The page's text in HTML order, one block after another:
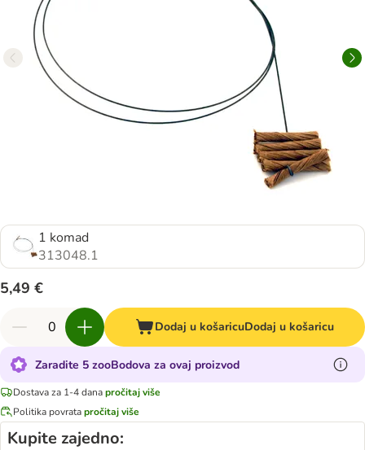
1 komad
313048.1
5,49 €
Dodaj u košaricuDodaj u košaricu
Zaradite 5 zooBodova za ovaj proizvod
Dostava za 1-4 danapročitaj više
Politika povratapročitaj više
Kupite zajedno: